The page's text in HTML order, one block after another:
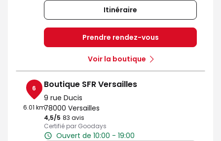
Itinéraire
Prendre rendez-vous
Voir la boutique
6
6.01 km
Boutique SFR Versailles
9 rue Ducis
78000 Versailles
4,5/5 Note de 4.5 sur 5
83 avis
Certifié par Goodays
Ouvert de 10:00 - 19:00